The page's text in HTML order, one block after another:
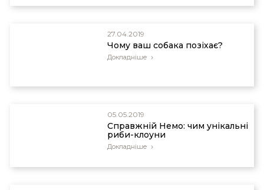
27.04.2019
Чому ваш собака позіхає?
Докладніше
05.05.2019
Справжній Немо: чим унікальні
риби-клоуни
Докладніше